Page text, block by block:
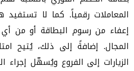
المعاملات رقمياً. كما لا
إعفاء من رسوم البطاقة أو من
المجال. إضافةً إلى ذلك، يُتيح
الزيارات إلى الفروع ويُسهّل إجراء